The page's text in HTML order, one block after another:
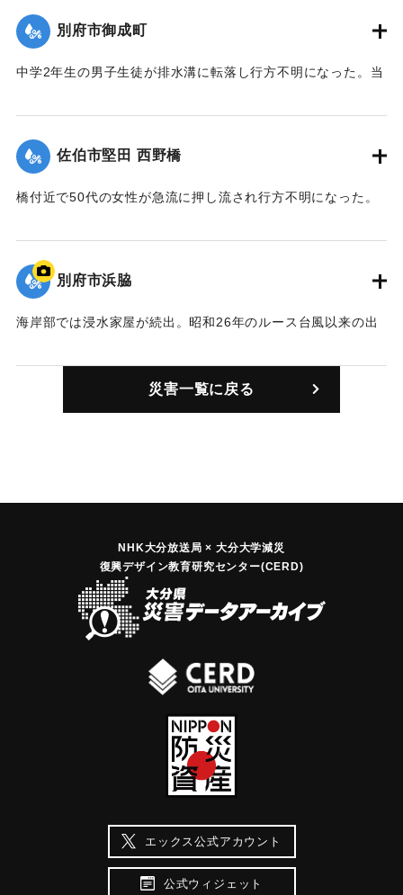
足骨折で全治3ヶ月の重傷を負った。
【出典：大分合同新聞 1963年8月11日朝刊7面】
別府市御成町
中学2年生の男子生徒が排水溝に転落し行方不明になった。当
ろ、高潮で増水しており排水溝に気づかず落ち込んだものと
見られている。また9日午前10時頃には20代の男性が高潮を
見るために海岸に来たところ、波に足をすくわれ転倒。全治3
佐伯市堅田 西野橋
橋付近で50代の女性が急流に押し流され行方不明になった。
｜固有コード:
別府市浜脇
海岸部では浸水家屋が続出。昭和26年のルース台風以来の出
ひどかった地域が浜町から浜脇にかけての海岸部一帯で、浜
町、御成町、魚薬町、東仲町、東町にかけて1300戸が床上浸
水した。深いところでは水深1メートル以上に達した。写真は
｜固有コード:00699001
災害一覧に戻る
NHK大分放送局 × 大分大学減災
復興デザイン教育研究センター(CERD)
エックス公式アカウント
公式ウィジェット